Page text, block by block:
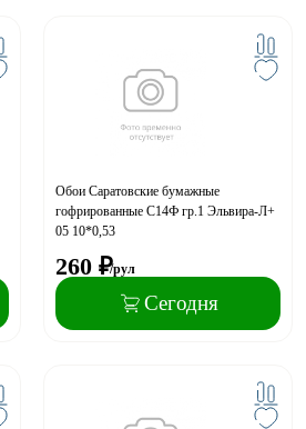
Обои Саратовские бумажные
гофрированные С14Ф гр.1 Эльвира-Л+
05 10*0,53
260 ₽/рул
Сегодня